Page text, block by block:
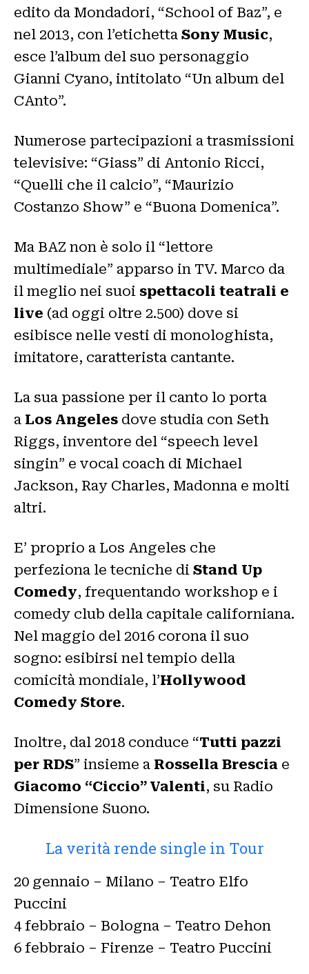
edito da Mondadori, “School of Baz”, e
nel 2013, con l’etichetta Sony Music,
esce l’album del suo personaggio
Gianni Cyano, intitolato “Un album del
CAnto”.
Numerose partecipazioni a trasmissioni
televisive: “Giass” di Antonio Ricci,
“Quelli che il calcio”, “Maurizio
Costanzo Show” e “Buona Domenica”.
Ma BAZ non è solo il “lettore
multimediale” apparso in TV. Marco da
il meglio nei suoi spettacoli teatrali e
live (ad oggi oltre 2.500) dove si
esibisce nelle vesti di monologhista,
imitatore, caratterista cantante.
La sua passione per il canto lo porta
a Los Angeles dove studia con Seth
Riggs, inventore del “speech level
singin” e vocal coach di Michael
Jackson, Ray Charles, Madonna e molti
altri.
E’ proprio a Los Angeles che
perfeziona le tecniche di Stand Up
Comedy, frequentando workshop e i
comedy club della capitale californiana.
Nel maggio del 2016 corona il suo
sogno: esibirsi nel tempio della
comicità mondiale, l’Hollywood
Comedy Store.​
Inoltre, dal 2018 conduce “Tutti pazzi
per RDS” insieme a Rossella Brescia e
Giacomo “Ciccio” Valenti, su Radio
Dimensione Suono.
La verità rende single in Tour
20 gennaio – Milano – Teatro Elfo
Puccini
4 febbraio – Bologna – Teatro Dehon
6 febbraio – Firenze – Teatro Puccini